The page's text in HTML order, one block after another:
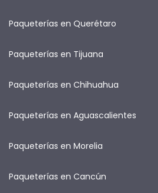
Paqueterías en Querétaro
Paqueterías en Tijuana
Paqueterías en Chihuahua
Paqueterías en Aguascalientes
Paqueterías en Morelia
Paqueterías en Cancún